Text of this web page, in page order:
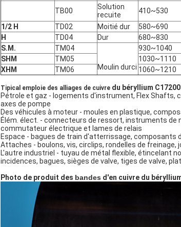
TB00
Solution
recuite
410~530
1/2 H
TD02 Moitié dur 580~690
H
TD04 Dur 680~830
S.M.
TM04
Moulin durci
930~1040
SHM
TM05 1030~1110
XHM
TM06 1060~1210
Tipical emploie des alliages de cuivre du béryllium C17200
Pétrole et gaz - logements d'instrument, Flex Shafts,
axes de pompe
Des véhicules à moteur - moules en plastique,
Élém. élect. - connecteurs de ressort, instruments
commutateur électrique et lames de relais
Espace - bagues de train d'atterrissage, composants
Attaches - boulons, vis, circlips, rondelles de freinage,
L'autre industriel - tuyau de métal flexible, étincelant
incidences, bagues, sièges de valve, tiges de valve,
Photo de produit des bandes d'en cuivre du